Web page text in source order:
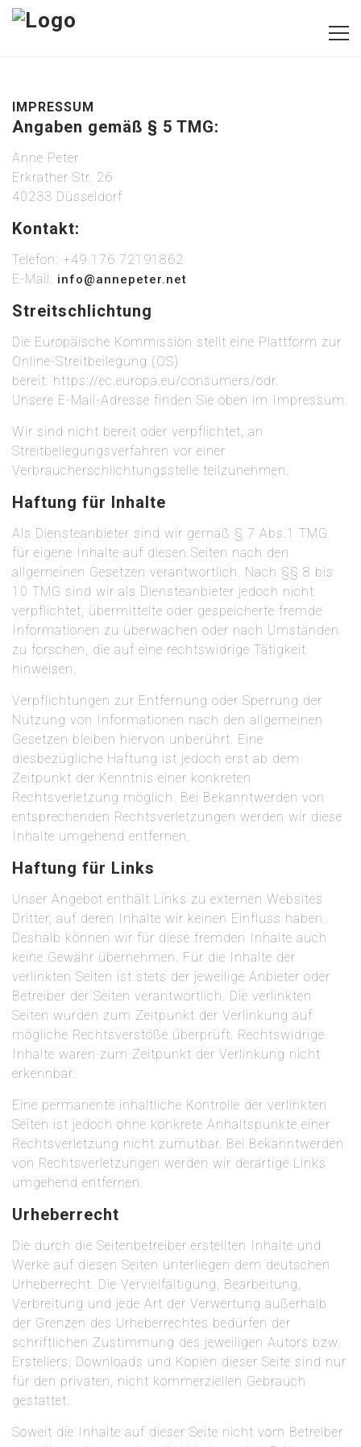
IMPRESSUM
Angaben gemäß § 5 TMG:
Anne Peter
Erkrather Str. 26
40233 Düsseldorf
Kontakt:
Telefon: +49 176 72191862
E-Mail: info@annepeter.net
Streitschlichtung
Die Europäische Kommission stellt eine Plattform zur
Online-Streitbeilegung (OS)
bereit: https://ec.europa.eu/consumers/odr.
Unsere E-Mail-Adresse finden Sie oben im Impressum.
Wir sind nicht bereit oder verpflichtet, an
Streitbeilegungsverfahren vor einer
Verbraucherschlichtungsstelle teilzunehmen.
Haftung für Inhalte
Als Diensteanbieter sind wir gemäß § 7 Abs.1 TMG
für eigene Inhalte auf diesen Seiten nach den
allgemeinen Gesetzen verantwortlich. Nach §§ 8 bis
10 TMG sind wir als Diensteanbieter jedoch nicht
verpflichtet, übermittelte oder gespeicherte fremde
Informationen zu überwachen oder nach Umständen
zu forschen, die auf eine rechtswidrige Tätigkeit
hinweisen.
Verpflichtungen zur Entfernung oder Sperrung der
Nutzung von Informationen nach den allgemeinen
Gesetzen bleiben hiervon unberührt. Eine
diesbezügliche Haftung ist jedoch erst ab dem
Zeitpunkt der Kenntnis einer konkreten
Rechtsverletzung möglich. Bei Bekanntwerden von
entsprechenden Rechtsverletzungen werden wir diese
Inhalte umgehend entfernen.
Haftung für Links
Unser Angebot enthält Links zu externen Websites
Dritter, auf deren Inhalte wir keinen Einfluss haben.
Deshalb können wir für diese fremden Inhalte auch
keine Gewähr übernehmen. Für die Inhalte der
verlinkten Seiten ist stets der jeweilige Anbieter oder
Betreiber der Seiten verantwortlich. Die verlinkten
Seiten wurden zum Zeitpunkt der Verlinkung auf
mögliche Rechtsverstöße überprüft. Rechtswidrige
Inhalte waren zum Zeitpunkt der Verlinkung nicht
erkennbar.
Eine permanente inhaltliche Kontrolle der verlinkten
Seiten ist jedoch ohne konkrete Anhaltspunkte einer
Rechtsverletzung nicht zumutbar. Bei Bekanntwerden
von Rechtsverletzungen werden wir derartige Links
umgehend entfernen.
Urheberrecht
Die durch die Seitenbetreiber erstellten Inhalte und
Werke auf diesen Seiten unterliegen dem deutschen
Urheberrecht. Die Vervielfältigung, Bearbeitung,
Verbreitung und jede Art der Verwertung außerhalb
der Grenzen des Urheberrechtes bedürfen der
schriftlichen Zustimmung des jeweiligen Autors bzw.
Erstellers. Downloads und Kopien dieser Seite sind nur
für den privaten, nicht kommerziellen Gebrauch
gestattet.
Soweit die Inhalte auf dieser Seite nicht vom Betreiber